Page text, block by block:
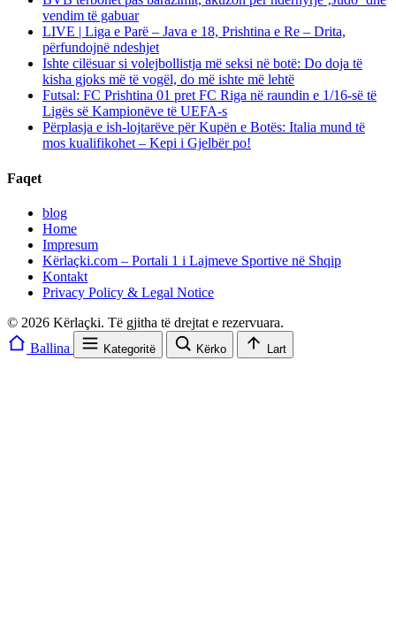
vendim të gabuar
LIVE | Liga e Parë – Java e 18, Prishtina e Re – Drita,
përfundojnë ndeshjet
Ishte cilësuar si volejbollistja më seksi në botë: Do doja të
kisha gjoks më të vogël, do më ishte më lehtë
Futsal: FC Prishtina 01 pret FC Riga në raundin e 1/16-së të
Ligës së Kampionëve të UEFA-s
Përplasja e ish-lojtarëve për Kupën e Botës: Italia mund të
mos kualifikohet – Kepi i Gjelbër po!
Faqet
blog
Home
Impresum
Kërlaçki.com – Portali 1 i Lajmeve Sportive në Shqip
Kontakt
Privacy Policy & Legal Notice
© 2026 Kërlaçki. Të gjitha të drejtat e rezervuara.
Ballina
Kategoritë Kërko Lart